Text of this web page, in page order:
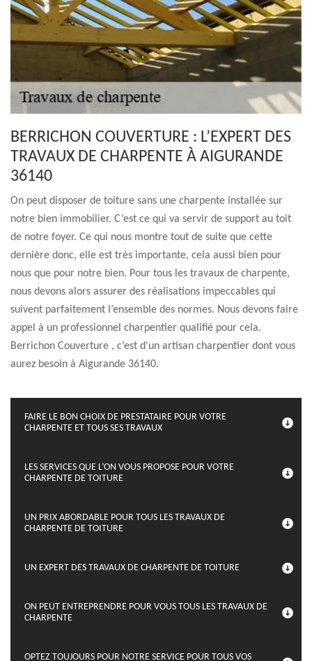
BERRICHON COUVERTURE : L’EXPERT DES
TRAVAUX DE CHARPENTE À AIGURANDE
36140
On peut disposer de toiture sans une charpente installée sur
notre bien immobilier. C’est ce qui va servir de support au toit
de notre foyer. Ce qui nous montre tout de suite que cette
dernière donc, elle est très importante, cela aussi bien pour
nous que pour notre bien. Pour tous les travaux de charpente,
nous devons alors assurer des réalisations impeccables qui
suivent parfaitement l’ensemble des normes. Nous devons faire
appel à un professionnel charpentier qualifié pour cela.
Berrichon Couverture , c’est d'un artisan charpentier dont vous
aurez besoin à Aigurande 36140.
FAIRE LE BON CHOIX DE PRESTATAIRE POUR VOTRE
CHARPENTE ET TOUS SES TRAVAUX
LES SERVICES QUE L’ON VOUS PROPOSE POUR VOTRE
CHARPENTE DE TOITURE
UN PRIX ABORDABLE POUR TOUS LES TRAVAUX DE
CHARPENTE DE TOITURE
UN EXPERT DES TRAVAUX DE CHARPENTE DE TOITURE
ON PEUT ENTREPRENDRE POUR VOUS TOUS LES TRAVAUX DE
CHARPENTE
OPTEZ TOUJOURS POUR NOTRE SERVICE POUR TOUS VOS